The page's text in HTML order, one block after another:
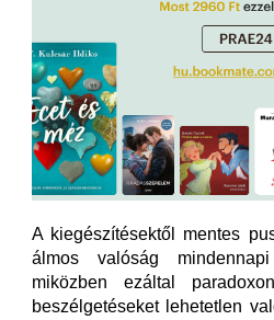
A kiegészítésektől mentes
álmos valóság
miközben ezáltal
beszélgetéseket lehetetlen